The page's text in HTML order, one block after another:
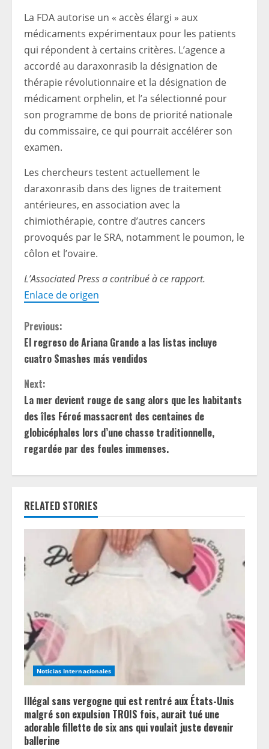
La FDA autorise un « accès élargi » aux
médicaments expérimentaux pour les patients
qui répondent à certains critères. L’agence a
accordé au daraxonrasib la désignation de
thérapie révolutionnaire et la désignation de
médicament orphelin, et l’a sélectionné pour
son programme de bons de priorité nationale
du commissaire, ce qui pourrait accélérer son
examen.
Les chercheurs testent actuellement le
daraxonrasib dans des lignes de traitement
antérieures, en association avec la
chimiothérapie, contre d’autres cancers
provoqués par le SRA, notamment le poumon, le
côlon et l’ovaire.
L’Associated Press a contribué à ce rapport.
Enlace de origen
C
o
n
t
i
n
u
e
R
e
a
d
i
n
g
Previous:
El regreso de Ariana Grande a las listas incluye
cuatro Smashes más vendidos
Next:
La mer devient rouge de sang alors que les habitants
des îles Féroé massacrent des centaines de
globicéphales lors d’une chasse traditionnelle,
regardée par des foules immenses.
RELATED STORIES
Noticias Internacionales
Illégal sans vergogne qui est rentré aux États-Unis
malgré son expulsion TROIS fois, aurait tué une
adorable fillette de six ans qui voulait juste devenir
ballerine